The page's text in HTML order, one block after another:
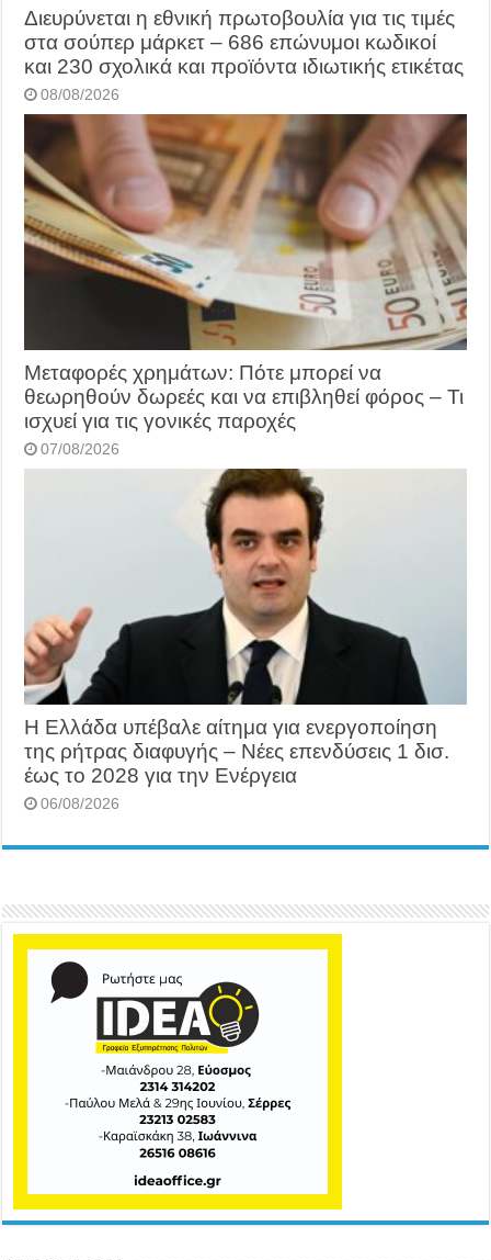
Διευρύνεται η εθνική πρωτοβουλία για τις τιμές
στα σούπερ μάρκετ – 686 επώνυμοι κωδικοί
και 230 σχολικά και προϊόντα ιδιωτικής ετικέτας
08/08/2026
Μεταφορές χρημάτων: Πότε μπορεί να
θεωρηθούν δωρεές και να επιβληθεί φόρος – Τι
ισχυεί για τις γονικές παροχές
07/08/2026
Η Ελλάδα υπέβαλε αίτημα για ενεργοποίηση
της ρήτρας διαφυγής – Νέες επενδύσεις 1 δισ.
έως το 2028 για την Ενέργεια
06/08/2026